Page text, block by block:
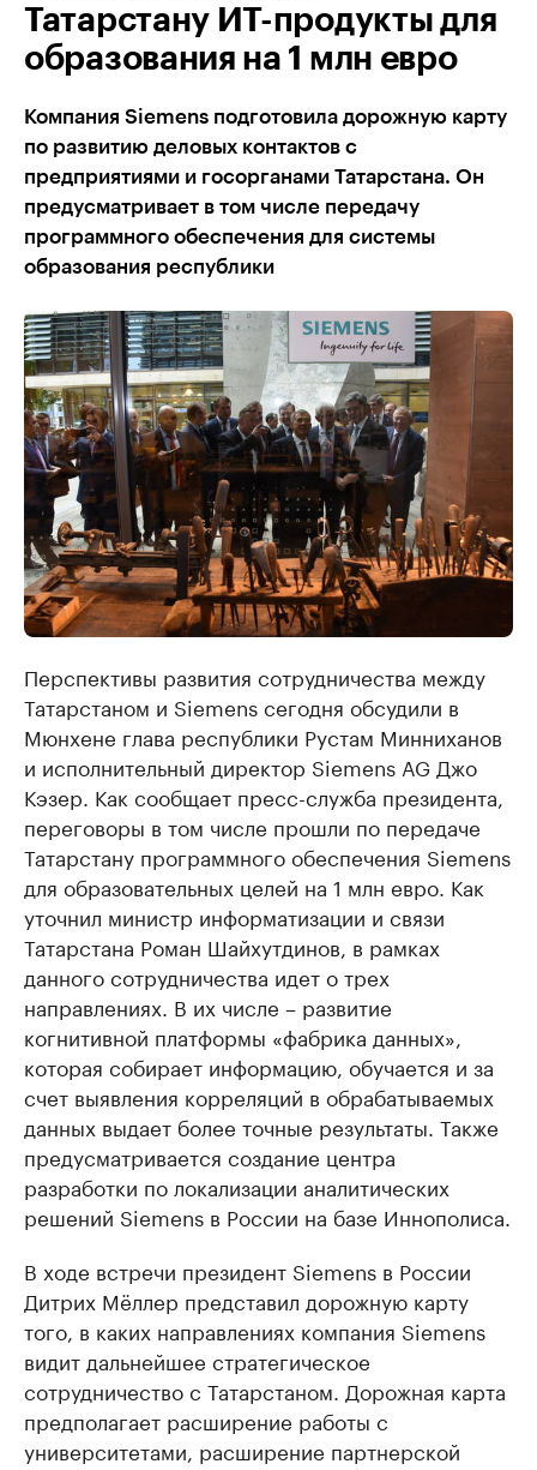
Татарстану ИТ-продукты для
образования на 1 млн евро
Компания Siemens подготовила дорожную карту
по развитию деловых контактов с
предприятиями и госорганами Татарстана. Он
предусматривает в том числе передачу
программного обеспечения для системы
образования республики
Перспективы развития сотрудничества между
Татарстаном и Siemens сегодня обсудили в
Мюнхене глава республики Рустам Минниханов
и исполнительный директор Siemens AG Джо
Кэзер. Как сообщает пресс-служба президента,
переговоры в том числе прошли по передаче
Татарстану программного обеспечения Siemens
для образовательных целей на 1 млн евро. Как
уточнил министр информатизации и связи
Татарстана Роман Шайхутдинов, в рамках
данного сотрудничества идет о трех
направлениях. В их числе – развитие
когнитивной платформы «фабрика данных»,
которая собирает информацию, обучается и за
счет выявления корреляций в обрабатываемых
данных выдает более точные результаты. Также
предусматривается создание центра
разработки по локализации аналитических
решений Siemens в России на базе Иннополиса.
В ходе встречи президент Siemens в России
Дитрих Мёллер представил дорожную карту
того, в каких направлениях компания Siemens
видит дальнейшее стратегическое
сотрудничество с Татарстаном. Дорожная карта
предполагает расширение работы с
университетами, расширение партнерской